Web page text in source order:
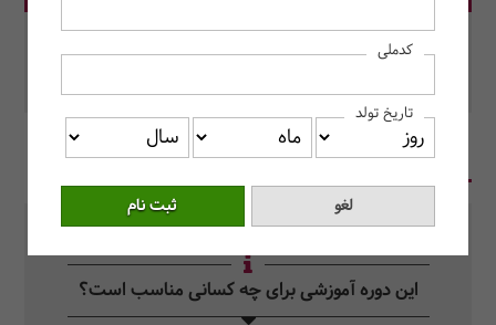
در این دوره رزرو کنید.
محل برگزاری: مرکز آموزش حسابداران خبره
در یک نگاه سرفصل دروس سوالات متداول
این دوره آموزشی برای چه کسانی مناسب است؟
کدملی
تاریخ تولد